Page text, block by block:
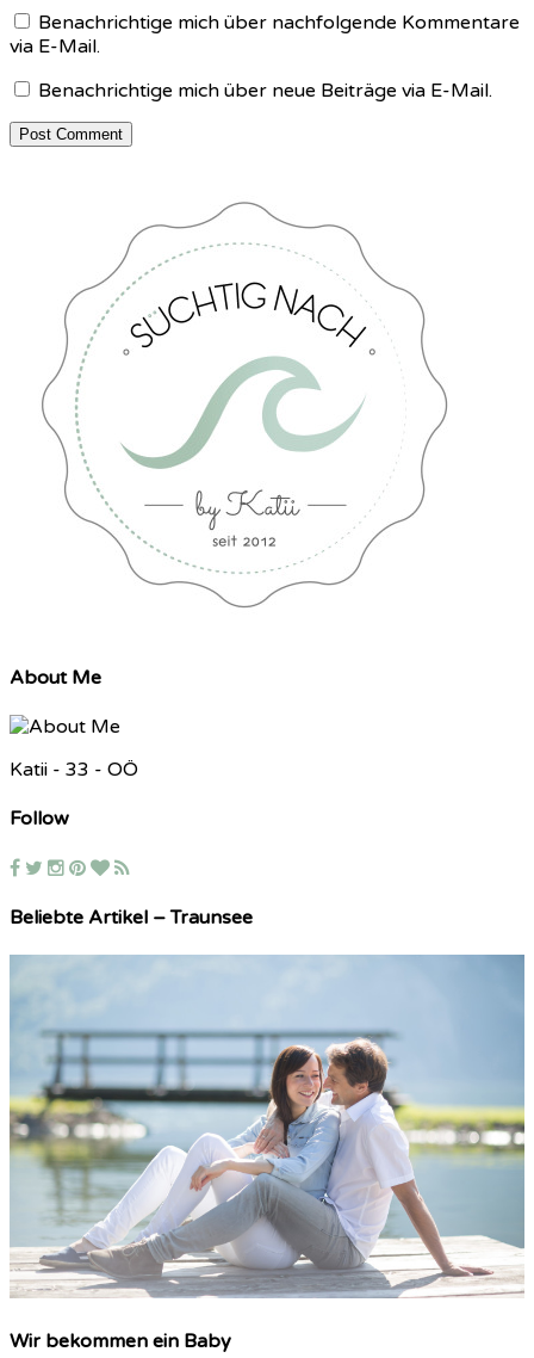
Benachrichtige mich über nachfolgende Kommentare
via E-Mail.
Benachrichtige mich über neue Beiträge via E-Mail.
About Me
Katii - 33 - OÖ
Follow
Beliebte Artikel – Traunsee
Wir bekommen ein Baby